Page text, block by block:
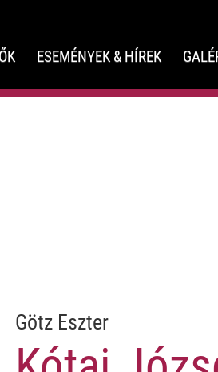
ESEMÉNYEK & HÍREK
Götz Eszter